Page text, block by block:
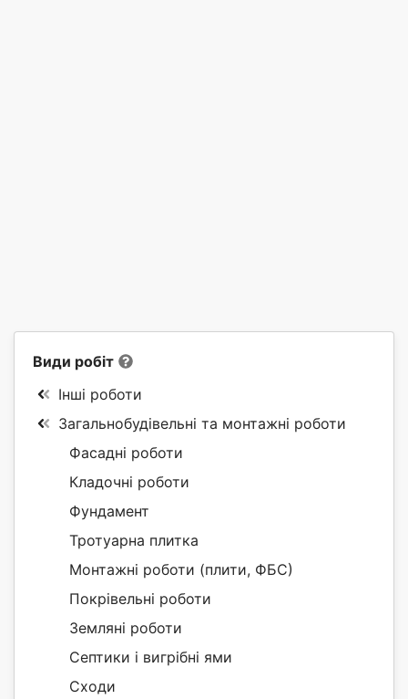
Види робіт
Інші роботи
Загальнобудівельні та монтажні роботи
Фасадні роботи
Кладочні роботи
Фундамент
Тротуарна плитка
Монтажні роботи (плити, ФБС)
Покрівельні роботи
Земляні роботи
Септики і вигрібні ями
Сходи